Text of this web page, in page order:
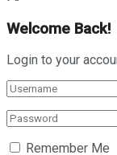
Welcome Back!
Login to your
Remember Me